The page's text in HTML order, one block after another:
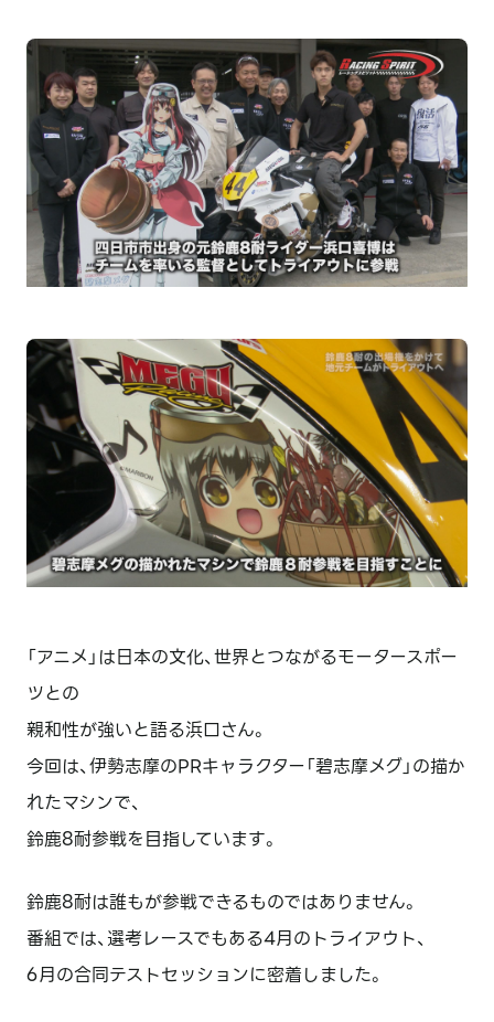
「アニメ」は日本の文化、世界とつながるモータースポー
ツとの
親和性が強いと語る浜口さん。
今回は、伊勢志摩のPRキャラクター「碧志摩メグ」の描か
れたマシンで、
鈴鹿8耐参戦を目指しています。
鈴鹿8耐は誰もが参戦できるものではありません。
番組では、選考レースでもある4月のトライアウト、
6月の合同テストセッションに密着しました。